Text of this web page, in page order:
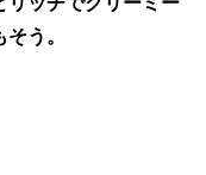
う。